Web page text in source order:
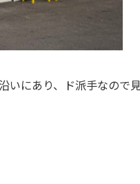
にあり、ド派手なので